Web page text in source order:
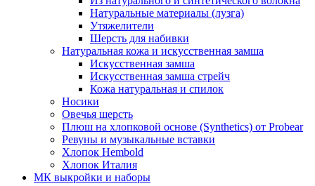
Натуральные материалы (лузга)
Утяжелители
Шерсть для набивки
Натуральная кожа и искусственная замша
Искусственная замша
Искусственная замша стрейч
Кожа натуральная и спилок
Носики
Овечья шерсть
Плюш на хлопковой основе (Synthetics) от Probear
Ревуны и музыкальные вставки
Хлопок Hembold
Хлопок Италия
МК выкройки и наборы